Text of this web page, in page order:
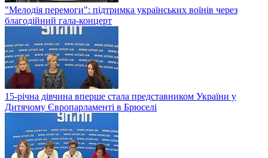
"Мелодія перемоги": підтримка українських воїнів через
благодійний гала-концерт
15-річна дівчина вперше стала представником України у
Дитячому Європарламенті в Брюселі